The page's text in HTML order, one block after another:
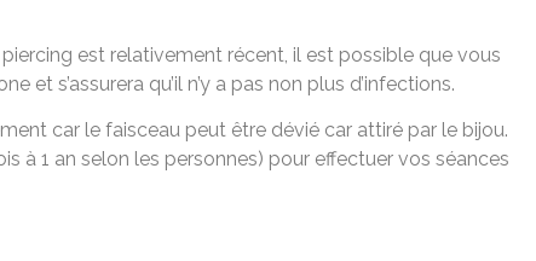
est relativement récent, il est possible que vous
et s’assurera qu’il n’y a pas non plus d’infections.
car le faisceau peut être dévié car attiré par le bijou.
à 1 an selon les personnes) pour effectuer vos séances